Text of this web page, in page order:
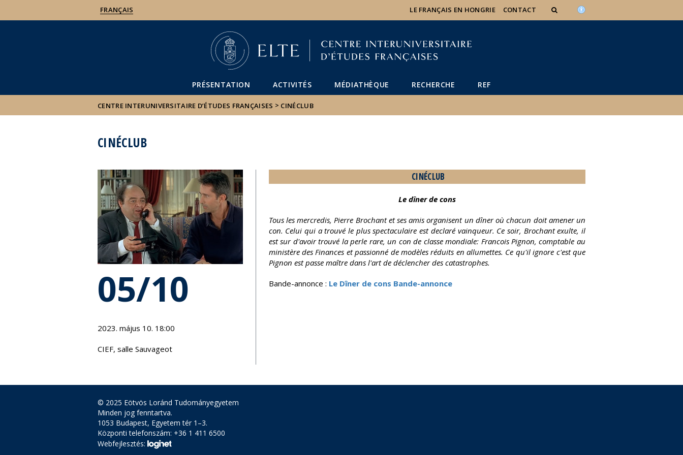
FRANÇAIS LE FRANÇAIS EN HONGRIE CONTACT
PRÉSENTATION ACTIVITÉS MÉDIATHÈQUE RECHERCHE REF
CENTRE INTERUNIVERSITAIRE D’ÉTUDES FRANÇAISES > CINÉCLUB
CINÉCLUB
05/10
2023. május 10. 18:00
CIEF, salle Sauvageot
CINÉCLUB
Le dîner de cons
Tous les mercredis, Pierre Brochant et ses amis organisent un dîner où chacun doit amener un
con. Celui qui a trouvé le plus spectaculaire est declaré vainqueur. Ce soir, Brochant exulte, il
est sur d'avoir trouvé la perle rare, un con de classe mondiale: Francois Pignon, comptable au
ministère des Finances et passionné de modèles réduits en allumettes. Ce qu'il ignore c'est que
Pignon est passe maître dans l'art de déclencher des catastrophes.
Bande-annonce : Le Dîner de cons Bande-annonce
© 2025 Eötvös Loránd Tudományegyetem
Minden jog fenntartva.
1053 Budapest, Egyetem tér 1–3.
Központi telefonszám: +36 1 411 6500
Webfejlesztés: